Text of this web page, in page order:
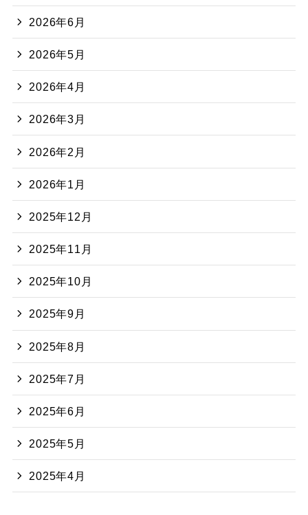
2026年6月
2026年5月
2026年4月
2026年3月
2026年2月
2026年1月
2025年12月
2025年11月
2025年10月
2025年9月
2025年8月
2025年7月
2025年6月
2025年5月
2025年4月